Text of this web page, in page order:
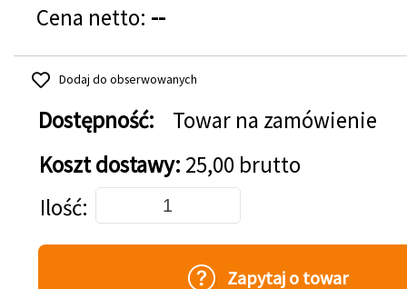
Cena netto: --
Dodaj do obserwowanych
Dostępność:
Towar na zamówienie
Koszt dostawy: 25,00 brutto
Dodaj do koszyka
Ilość
Zapytaj o towar